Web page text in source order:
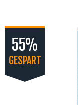
55%
GESPART